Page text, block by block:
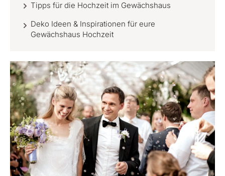
Tipps für die Hochzeit im Gewächshaus
Deko Ideen & Inspirationen für eure
Gewächshaus Hochzeit